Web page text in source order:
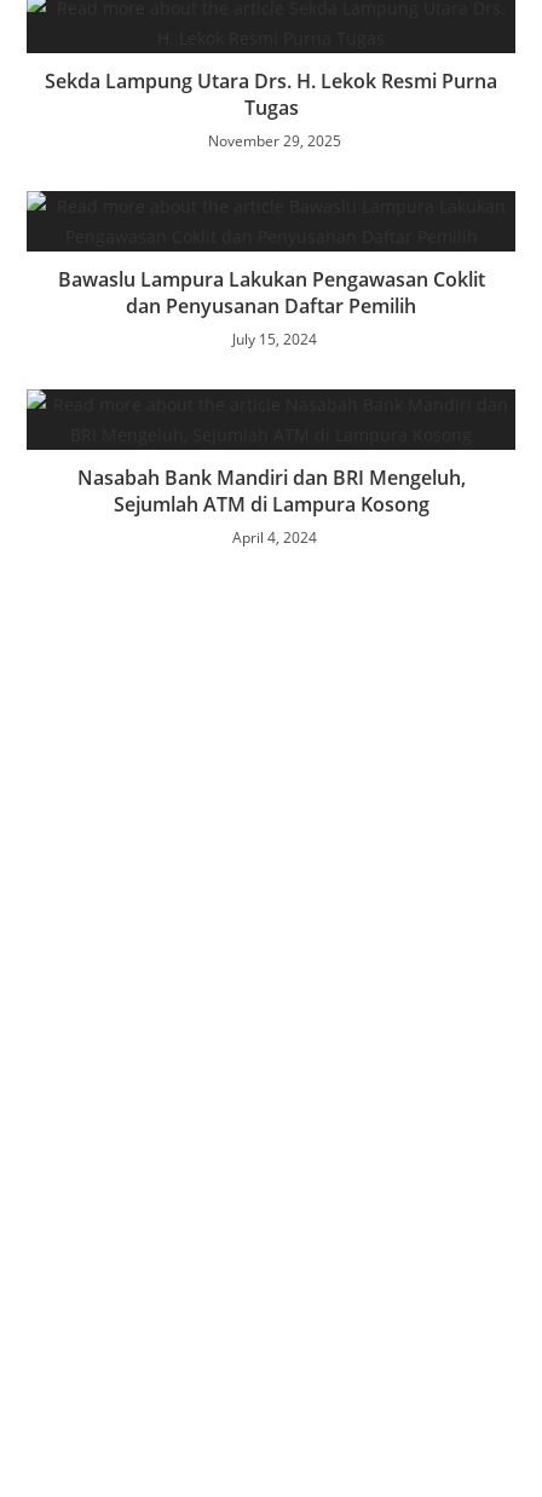
Sekda Lampung Utara Drs. H. Lekok Resmi Purna
Tugas
November 29, 2025
Bawaslu Lampura Lakukan Pengawasan Coklit
dan Penyusanan Daftar Pemilih
July 15, 2024
Nasabah Bank Mandiri dan BRI Mengeluh,
Sejumlah ATM di Lampura Kosong
April 4, 2024